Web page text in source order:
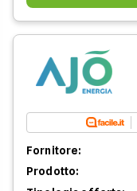
Fornitore:
Prodotto: